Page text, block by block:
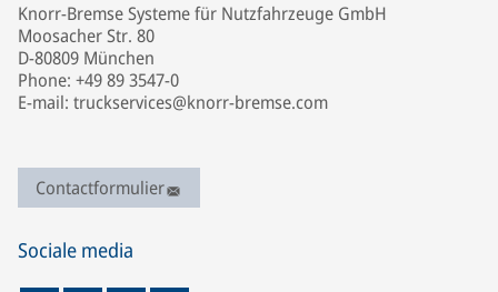
Knorr-Bremse Systeme für Nutzfahrzeuge GmbH
Moosacher Str. 80
D-80809 München
Phone: +49 89 3547-0
E-mail: truckservices@knorr-bremse.com
Contactformulier
Sociale media